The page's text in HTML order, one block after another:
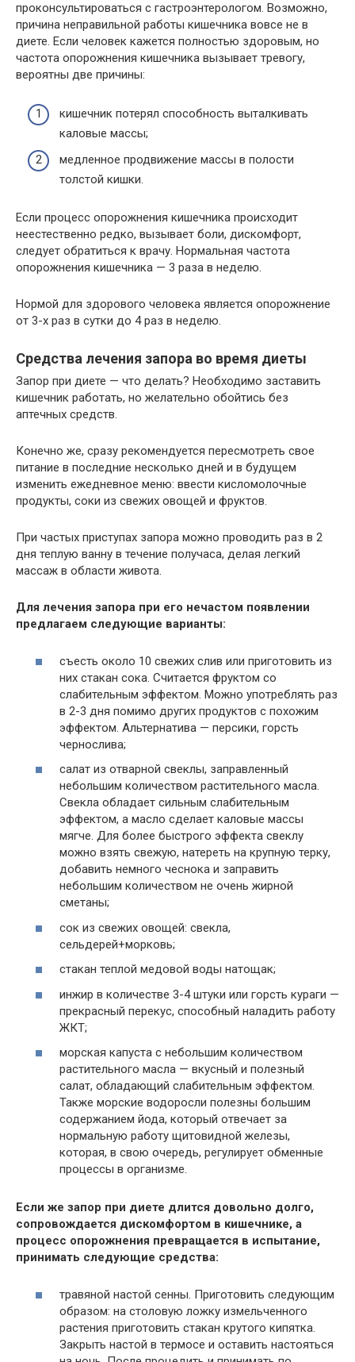
проконсультироваться с гастроэнтерологом. Возможно,
причина неправильной работы кишечника вовсе не в
диете. Если человек кажется полностью здоровым, но
частота опорожнения кишечника вызывает тревогу,
вероятны две причины:
кишечник потерял способность выталкивать
каловые массы;
медленное продвижение массы в полости
толстой кишки.
Если процесс опорожнения кишечника происходит
неестественно редко, вызывает боли, дискомфорт,
следует обратиться к врачу. Нормальная частота
опорожнения кишечника — 3 раза в неделю.
Нормой для здорового человека является опорожнение
от 3-х раз в сутки до 4 раз в неделю.
Средства лечения запора во время диеты
Запор при диете — что делать? Необходимо заставить
кишечник работать, но желательно обойтись без
аптечных средств.
Конечно же, сразу рекомендуется пересмотреть свое
питание в последние несколько дней и в будущем
изменить ежедневное меню: ввести кисломолочные
продукты, соки из свежих овощей и фруктов.
При частых приступах запора можно проводить раз в 2
дня теплую ванну в течение получаса, делая легкий
массаж в области живота.
Для лечения запора при его нечастом появлении
предлагаем следующие варианты:
съесть около 10 свежих слив или приготовить из
них стакан сока. Считается фруктом со
слабительным эффектом. Можно употреблять раз
в 2-3 дня помимо других продуктов с похожим
эффектом. Альтернатива — персики, горсть
чернослива;
салат из отварной свеклы, заправленный
небольшим количеством растительного масла.
Свекла обладает сильным слабительным
эффектом, а масло сделает каловые массы
мягче. Для более быстрого эффекта свеклу
можно взять свежую, натереть на крупную терку,
добавить немного чеснока и заправить
небольшим количеством не очень жирной
сметаны;
сок из свежих овощей: свекла,
сельдерей+морковь;
стакан теплой медовой воды натощак;
инжир в количестве 3-4 штуки или горсть кураги —
прекрасный перекус, способный наладить работу
ЖКТ;
морская капуста с небольшим количеством
растительного масла — вкусный и полезный
салат, обладающий слабительным эффектом.
Также морские водоросли полезны большим
содержанием йода, который отвечает за
нормальную работу щитовидной железы,
которая, в свою очередь, регулирует обменные
процессы в организме.
Если же запор при диете длится довольно долго,
сопровождается дискомфортом в кишечнике, а
процесс опорожнения превращается в испытание,
принимать следующие средства:
травяной настой сенны. Приготовить следующим
образом: на столовую ложку измельченного
растения приготовить стакан крутого кипятка.
Закрыть настой в термосе и оставить настояться